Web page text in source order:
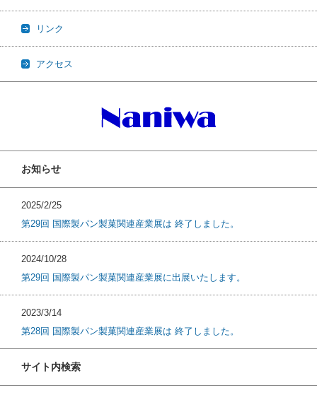
リンク
アクセス
お知らせ
2025/2/25
第29回 国際製パン製菓関連産業展は 終了しました。
2024/10/28
第29回 国際製パン製菓関連産業展に出展いたします。
2023/3/14
第28回 国際製パン製菓関連産業展は 終了しました。
サイト内検索